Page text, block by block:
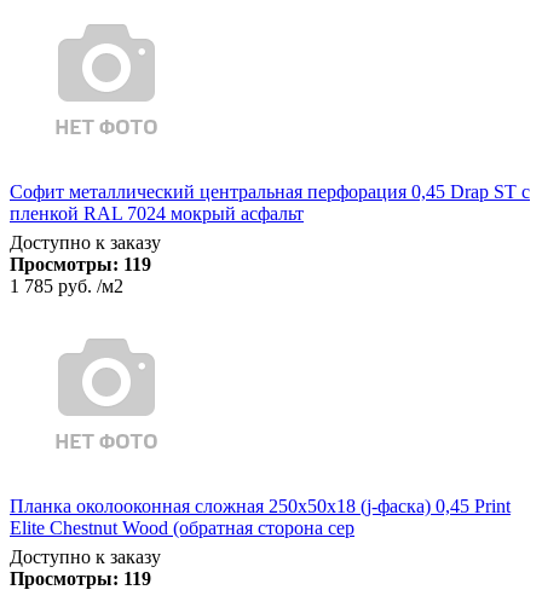
Софит металлический центральная перфорация 0,45 Drap ST с
пленкой RAL 7024 мокрый асфальт
Доступно к заказу
Просмотры: 119
1 785 руб. /м2
Планка околооконная сложная 250х50х18 (j-фаска) 0,45 Print
Elite Chestnut Wood (обратная сторона сер
Доступно к заказу
Просмотры: 119